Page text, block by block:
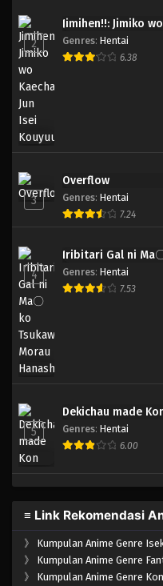
2
Jimihen!!: Jimiko
Genres: Hentai
6.38
3
Overflow
Genres: Hentai
7.24
4
Iribitari Gal ni Ma
Genres: Hentai
7.53
5
Dekichau made
Genres: Hentai
6.00
≡ Link Rekomendasi
》 Kumpulan Anime Genre
》 Kumpulan Anime Genre
》 Kumpulan Anime Genre